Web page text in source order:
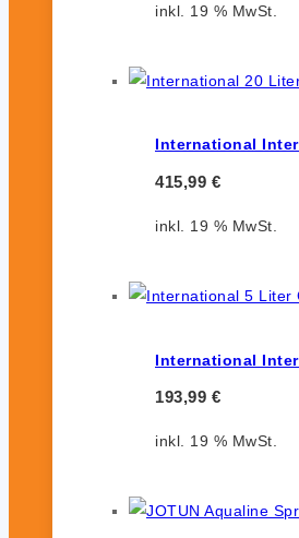
inkl. 19 % MwSt.
International
415,99 €
inkl. 19 % MwSt.
International
193,99 €
inkl. 19 % MwSt.